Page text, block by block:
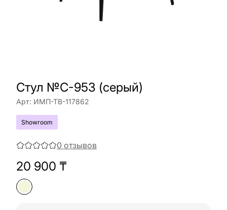
Стул №C-953 (серый)
Арт: ИМП-ТВ-117862
Showroom
0 отзывов
20 900 ₸